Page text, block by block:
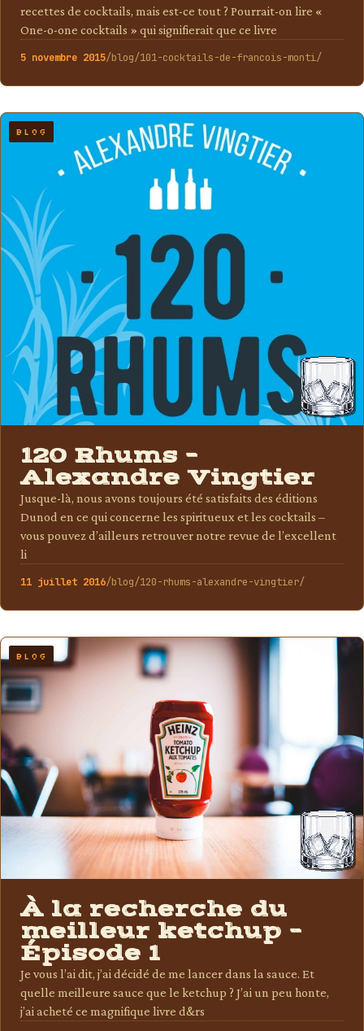
recettes de cocktails, mais est-ce tout ? Pourrait-on lire «
One-o-one cocktails » qui signifierait que ce livre
5 novembre 2015/blog/101-cocktails-de-francois-monti/
BLOG
120 Rhums –
Alexandre Vingtier
Jusque-là, nous avons toujours été satisfaits des éditions
Dunod en ce qui concerne les spiritueux et les cocktails –
vous pouvez d’ailleurs retrouver notre revue de l’excellent
li
11 juillet 2016/blog/120-rhums-alexandre-vingtier/
BLOG
À la recherche du
meilleur ketchup –
Épisode 1
Je vous l’ai dit, j’ai décidé de me lancer dans la sauce. Et
quelle meilleure sauce que le ketchup ? J’ai un peu honte,
j’ai acheté ce magnifique livre d&rs